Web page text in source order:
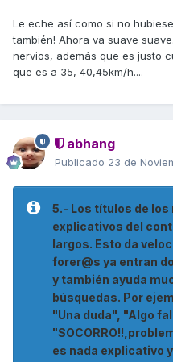
Le eche así como si no
también! Ahora va suave
nervios, además que es justo
que es a 35, 40,45km/h....
abhang
Publicado 23 de
5.- Los títulos de
explicativos del
largos. Esto da
forer@s ya entran
y también ayuda
búsquedas. Por
"Una duda", "Algo
es nada explicativo